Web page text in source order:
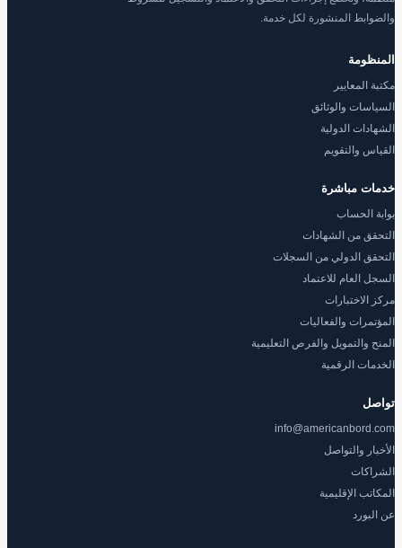
والضوابط المنشورة لكل خدمة.
المنظومة
مكتبة المعايير
السياسات والوثائق
الشهادات الدولية
القياس والتقويم
خدمات مباشرة
بوابة الحساب
التحقق من الشهادات
التحقق الدولي من السجلات
السجل العام للاعتماد
مركز الاختبارات
المؤتمرات والفعاليات
المنح والتمويل والفرص التعليمية
الخدمات الرقمية
تواصل
info@americanbord.com
الأخبار والتواصل
الشراكات
المكاتب الإقليمية
عن البورد